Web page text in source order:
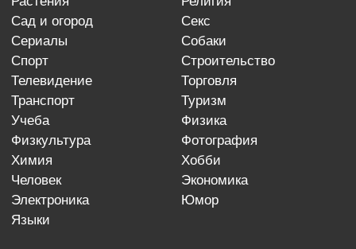
сад и огород
секс
сериалы
собаки
спорт
строительство
телевидение
торговля
транспорт
туризм
учеба
физика
физкультура
фотография
химия
хобби
человек
экономика
электроника
юмор
языки